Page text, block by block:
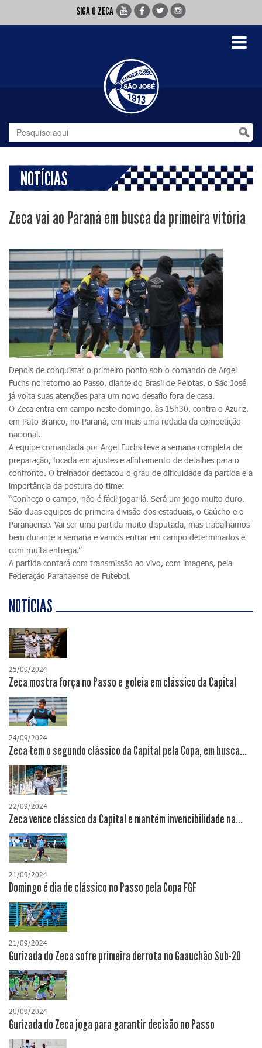
SIGA O ZECA
Toggle
NOTÍCIAS
Zeca vai ao Paraná em busca da primeira vitória
Depois de conquistar o primeiro ponto sob o comando de Argel
Fuchs no retorno ao Passo, diante do Brasil de Pelotas, o São José
já volta suas atenções para um novo desafio fora de casa.
O Zeca entra em campo neste domingo, às 15h30, contra o Azuriz,
em Pato Branco, no Paraná, em mais uma rodada da competição
nacional.
A equipe comandada por Argel Fuchs teve a semana completa de
preparação, focada em ajustes e alinhamento de detalhes para o
confronto. O treinador destacou o grau de dificuldade da partida e a
importância da postura do time:
“Conheço o campo, não é fácil jogar lá. Será um jogo muito duro.
São duas equipes de primeira divisão dos estaduais, o Gaúcho e o
Paranaense. Vai ser uma partida muito disputada, mas trabalhamos
bem durante a semana e vamos entrar em campo determinados e
com muita entrega.”
A partida contará com transmissão ao vivo, com imagens, pela
Federação Paranaense de Futebol.
NOTÍCIAS
25/09/2024
Zeca mostra força no Passo e goleia em clássico da Capital
24/09/2024
Zeca tem o segundo clássico da Capital pela Copa, em busca...
22/09/2024
Zeca vence clássico da Capital e mantém invencibilidade na...
21/09/2024
Domingo é dia de clássico no Passo pela Copa FGF
21/09/2024
Gurizada do Zeca sofre primeira derrota no Gaauchão Sub-20
20/09/2024
Gurizada do Zeca joga para garantir decisão no Passo